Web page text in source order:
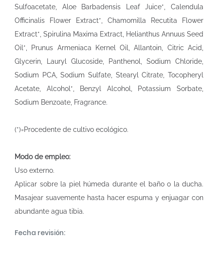
Sulfoacetate, Aloe Barbadensis Leaf Juice*, Calendula
Officinalis Flower Extract*, Chamomilla Recutita Flower
Extract*, Spirulina Maxima Extract, Helianthus Annuus Seed
Oil*, Prunus Armeniaca Kernel Oil, Allantoin, Citric Acid,
Glycerin, Lauryl Glucoside, Panthenol, Sodium Chloride,
Sodium PCA, Sodium Sulfate, Stearyl Citrate, Tocopheryl
Acetate, Alcohol*, Benzyl Alcohol, Potassium Sorbate,
Sodium Benzoate, Fragrance.
(*)=Procedente de cultivo ecológico.
Modo de empleo:
Uso externo.
Aplicar sobre la piel húmeda durante el baño o la ducha.
Masajear suavemente hasta hacer espuma y enjuagar con
abundante agua tibia.
Fecha revisión: